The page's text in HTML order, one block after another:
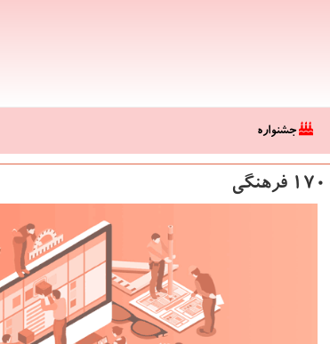
جشنواره